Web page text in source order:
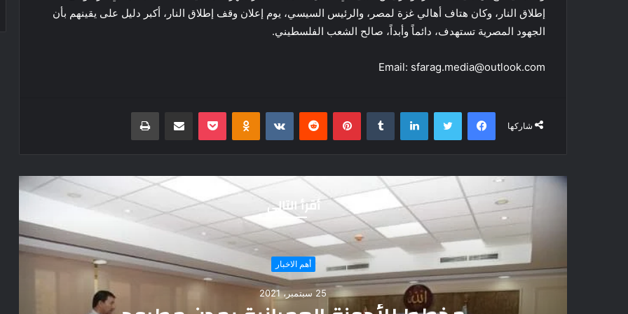
إطلاق النار، وكان هتاف أهالي غزة لمصر، والرئيس السيسي، يوم إعلان وقف إطلاق النار، أكبر دليل على يقينهم بأن
الجهود المصرية تستهدف، دائماً وأبداً، صالح الشعب الفلسطيني.
Email: sfarag.media@outlook.com
شاركها
فيسبوك تويتر لينكدإن بينتيريست Odnoklassniki
بوكيت مشاركة عبر البريد طباعة
أقرأ التالي
المزيد
18 يوليو، 2023